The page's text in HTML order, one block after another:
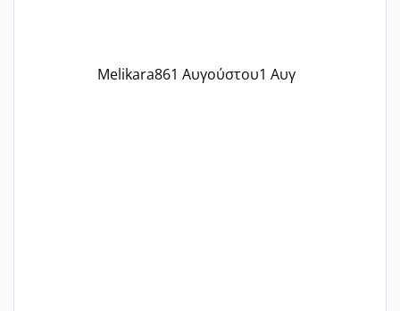
Melikara861 Αυγούστου1 Αυγ